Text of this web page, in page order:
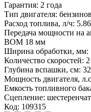
Гарантия: 2 года
Тип двигателя:
Расход топлива, л/ч: 5.86
Передача мощности на
ВОМ 18 мм
Ширина обработки, мм:
Количество скоростей:
Глубина вспашки, см: 32
Мощность двигателя,
Емкость топливного
Сцепление:
Код: 109315